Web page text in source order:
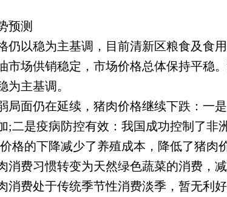
预测
仍以稳为主基调，目前清新区粮食及食
市场供销稳定，市场价格总体保持平稳
为主基调。
局面仍在延续，猪肉价格继续下跌：一
;二是疫病防控有效：我国成功控制了
格的下降减少了养殖成本，降低了猪
消费习惯转变为天然绿色蔬菜的消费，
消费处于传统季节性消费淡季，暂无利